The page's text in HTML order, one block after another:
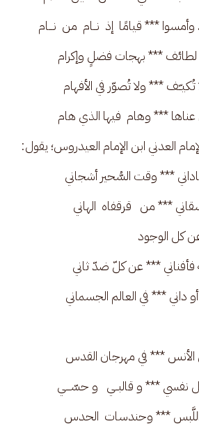
*** قيامًا  إذ  نــام  من  نـــام
لطائف *** بهجات فضلٍ وإكرام
تُكيـّـف *** ولا تُصوّر في الأفهام
*** وهام  فيها الذي هام
العدني ابن الإمام العيدروس؛ يقول:
*** وقت السُّحير أشجاني
*** من   قرقفاه  الهاني
كل الوجود
*** عن كلّ ضدّ ثاني
*** في العالم الجسماني
*** في مهرجان القدس
نفسي *** و قالبــي   و حسّـــي
*** وحندسات  الحدس